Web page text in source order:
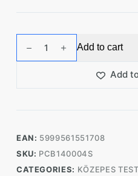
Sensitive
Add to cart
Add
EAN: 5999561551708
SKU: PCB140004S
CATEGORIES: KÖZEPES